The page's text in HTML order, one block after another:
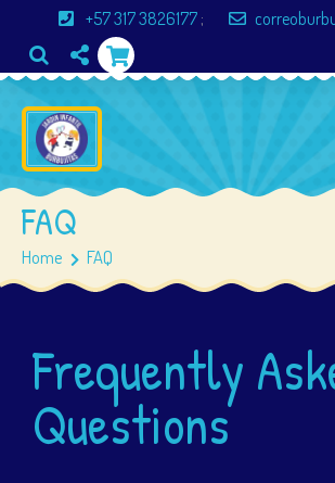
+57 317 3826177 ;
FAQ
Home FAQ
Frequently
Questions